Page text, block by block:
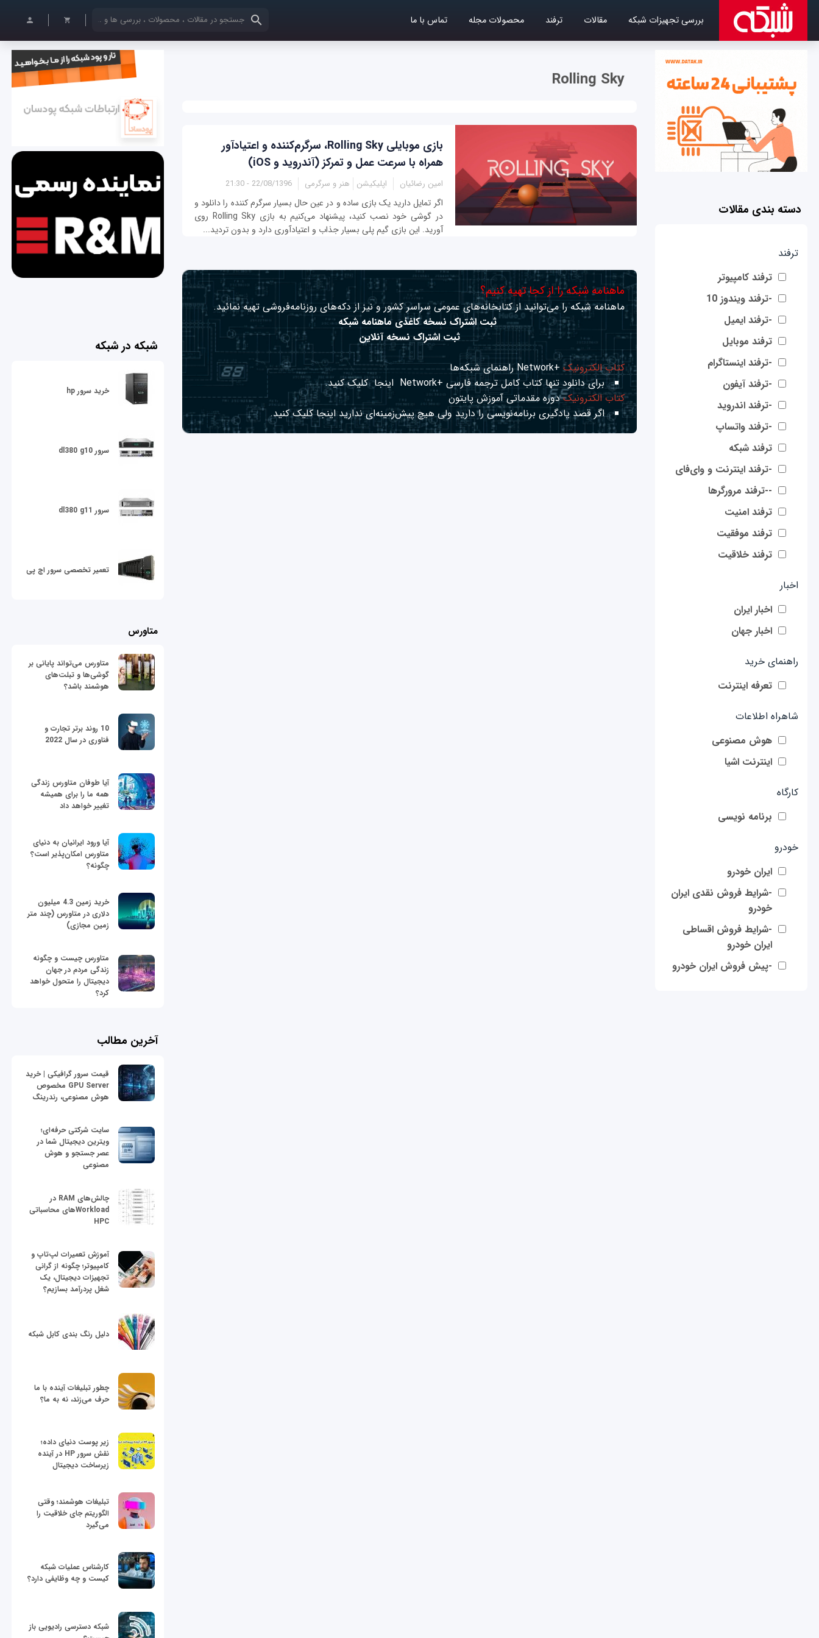
بررسی تجهیزات شبکه مقالات ترفند محصولات مجله تماس با ما کلمات کلیدی خود را وارد کنید
دسته بندی مقالات
ترفند
ترفند کامپیوتر
-ترفند ویندوز 10
-ترفند ایمیل
ترفند موبایل
-ترفند اینستاگرام
-ترفند آیفون
-ترفند اندروید
-ترفند واتساپ
ترفند شبکه
-ترفند اینترنت و وای‌فای
--ترفند مرورگرها
ترفند امنیت
ترفند موفقیت
ترفند خلاقیت
اخبار
اخبار ایران
اخبار جهان
راهنمای خرید
تعرفه اینترنت
شاهراه اطلاعات
هوش مصنوعی
اینترنت اشیا
کارگاه
برنامه نویسی
خودرو
ایران خودرو
-شرایط فروش نقدی ایران
خودرو
-شرایط فروش اقساطی
ایران خودرو
-پیش فروش ایران خودرو
Rolling Sky
بازی موبایلی Rolling Sky، سرگرم‌کننده و اعتیادآور
همراه با سرعت عمل و تمرکز (آندروید و iOS)
امین رضائیان اپلیکیشن هنر و سرگرمی 22/08/1396 - 21:30
اگر تمایل دارید یک بازی ساده و در عین حال بسیار سرگرم کننده را دانلود و
در گوشی خود نصب کنید، پیشنهاد می‌کنیم به بازی Rolling Sky روی
آورید. این بازی گیم پلی بسیار جذاب و اعتیادآوری دارد و بدون تردید...
ماهنامه شبکه را از کجا تهیه کنیم؟
ماهنامه شبکه را می‌توانید از کتابخانه‌های عمومی سراسر کشور و نیز از دکه‌های روزنامه‌فروشی تهیه نمائید.
ثبت اشتراک نسخه کاغذی ماهنامه شبکه
ثبت اشتراک نسخه آنلاین
کتاب الکترونیک +Network راهنمای شبکه‌ها
برای دانلود تنها کتاب کامل ترجمه فارسی +Network
اینجا کلیک کنید.
کتاب الکترونیکدوره مقدماتی آموزش پایتون
اگر قصد یادگیری برنامه‌نویسی را دارید ولی هیچ پیش‌زمینه‌ای نداریداینجا کلیک کنید.
شبکه در شبکه
خرید سرور hp
سرور dl380 g10
سرور dl380 g11
تعمیر تخصصی سرور اچ پی
متاورس
متاورس می‌تواند پایانی بر
گوشی‌ها و تبلت‌های
هوشمند باشد؟
10 روند برتر تجارت و
فناوری در سال 2022
آیا طوفان متاورس زندگی
همه ما را برای همیشه
تغییر خواهد داد
آیا ورود ایرانیان به دنیای
متاورس امکان‌پذیر است؟
چگونه؟
خرید زمین 4.3 میلیون
دلاری در متاورس (چند متر
زمین مجازی)
متاورس چیست و چگونه
زندگی مردم در جهان
دیجیتال را متحول خواهد
کرد؟
آخرین مطالب
قیمت سرور گرافیکی | خرید
GPU Server مخصوص
هوش مصنوعی، رندرینگ
سایت شرکتی حرفه‌ای؛
ویترین دیجیتال شما در
عصر جستجو و هوش
مصنوعی
چالش‌های RAM در
Workloadهای محاسباتی
HPC
آموزش تعمیرات لپ‌تاپ و
کامپیوتر؛ چگونه از گرانی
تجهیزات دیجیتال، یک
شغل پردرآمد بسازیم؟
دلیل رنگ بندی کابل شبکه
چطور تبلیغات آینده با ما
حرف می‌زند، نه به ما؟
زیر پوست دنیای داده؛
نقش سرور HP در آینده
زیرساخت دیجیتال
تبلیغات هوشمند؛ وقتی
الگوریتم جای خلاقیت را
می‌گیرد
کارشناس عملیات شبکه
کیست و چه وظایفی دارد؟
شبکه دسترسی رادیویی باز